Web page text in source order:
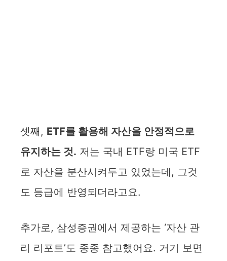
셋째, ETF를 활용해 자산을 안정적으로
유지하는 것. 저는 국내 ETF랑 미국 ETF
로 자산을 분산시켜두고 있었는데, 그것
도 등급에 반영되더라고요.
추가로, 삼성증권에서 제공하는 ‘자산 관
리 리포트’도 종종 참고했어요. 거기 보면